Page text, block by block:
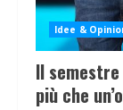
Idee &
Il
più che